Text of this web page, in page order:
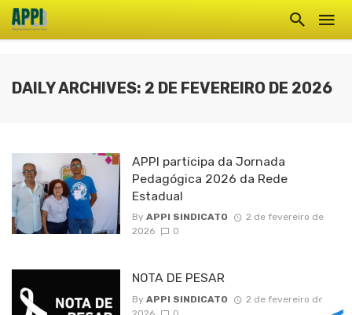
DAILY ARCHIVES: 2 DE FEVEREIRO DE 2026
APPI participa da Jornada
Pedagógica 2026 da Rede
Estadual
By APPI SINDICATO
2 de fevereiro de
2026
0
NOTA DE PESAR
By APPI SINDICATO
2 de fevereiro de